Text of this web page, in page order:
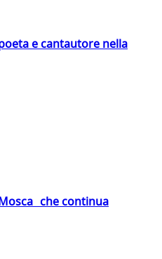
e cantautore nella
che continua